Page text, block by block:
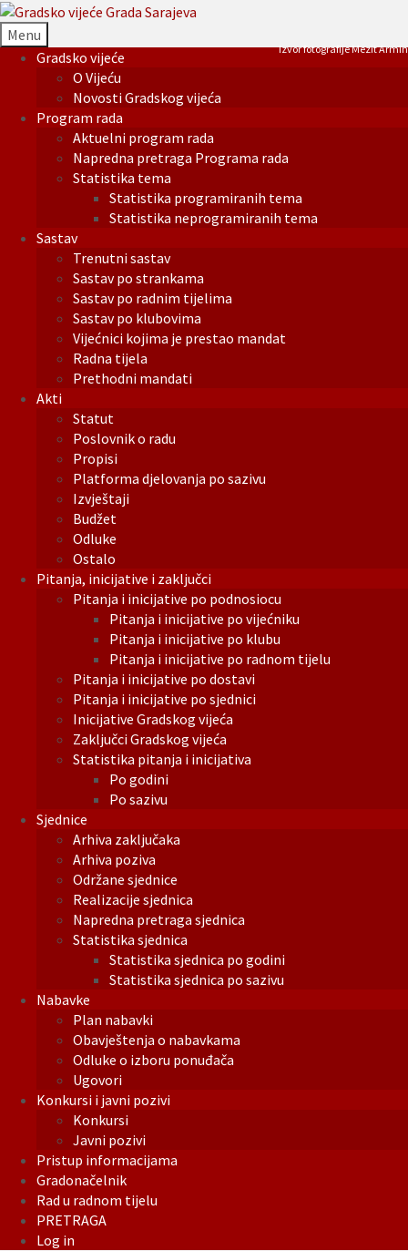
Menu
Gradsko vijeće
O Vijeću
Novosti Gradskog vijeća
Program rada
Aktuelni program rada
Napredna pretraga Programa rada
Statistika tema
Statistika programiranih tema
Statistika neprogramiranih tema
Sastav
Trenutni sastav
Sastav po strankama
Sastav po radnim tijelima
Sastav po klubovima
Vijećnici kojima je prestao mandat
Radna tijela
Prethodni mandati
Akti
Statut
Poslovnik o radu
Propisi
Platforma djelovanja po sazivu
Izvještaji
Budžet
Odluke
Ostalo
Pitanja, inicijative i zaključci
Pitanja i inicijative po podnosiocu
Pitanja i inicijative po vijećniku
Pitanja i inicijative po klubu
Pitanja i inicijative po radnom tijelu
Pitanja i inicijative po dostavi
Pitanja i inicijative po sjednici
Inicijative Gradskog vijeća
Zaključci Gradskog vijeća
Statistika pitanja i inicijativa
Po godini
Po sazivu
Sjednice
Arhiva zaključaka
Arhiva poziva
Održane sjednice
Realizacije sjednica
Napredna pretraga sjednica
Statistika sjednica
Statistika sjednica po godini
Statistika sjednica po sazivu
Nabavke
Plan nabavki
Obavještenja o nabavkama
Odluke o izboru ponuđača
Ugovori
Konkursi i javni pozivi
Konkursi
Javni pozivi
Pristup informacijama
Gradonačelnik
Rad u radnom tijelu
PRETRAGA
Log in
Izvor fotografije Mezit Armin